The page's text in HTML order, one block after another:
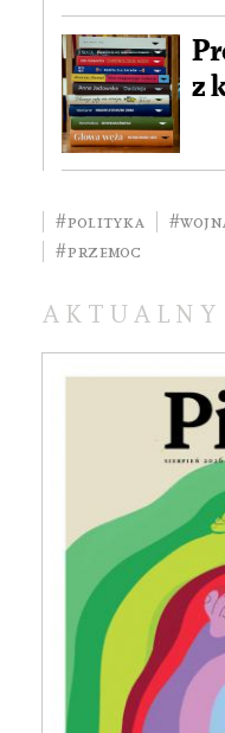
z
#polityka
#przemoc